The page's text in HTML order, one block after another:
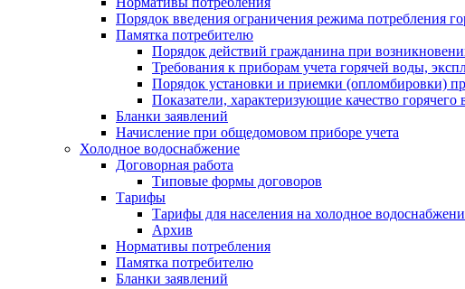
Порядок введения ограничения режима потребления
Памятка потребителю
Порядок действий гражданина при
Требования к приборам учета горячей воды,
Порядок установки и приемки (опломбировки)
Показатели, характеризующие качество горячего
Бланки заявлений
Начисление при общедомовом приборе учета
Холодное водоснабжение
Договорная работа
Типовые формы договоров
Тарифы
Тарифы для населения на холодное
Архив
Нормативы потребления
Памятка потребителю
Бланки заявлений